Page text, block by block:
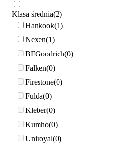
Klasa średnia 2
Hankook 1
Nexen 1
BFGoodrich 0
Falken 0
Firestone 0
Fulda 0
Kleber 0
Kumho 0
Uniroyal 0